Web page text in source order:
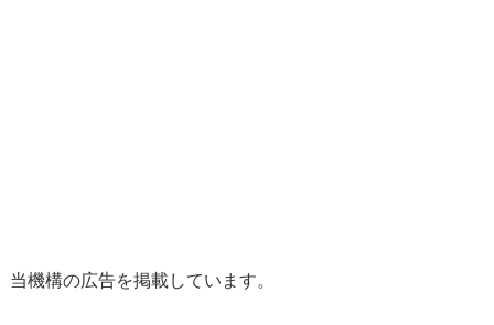
機構の広告を掲載しています。